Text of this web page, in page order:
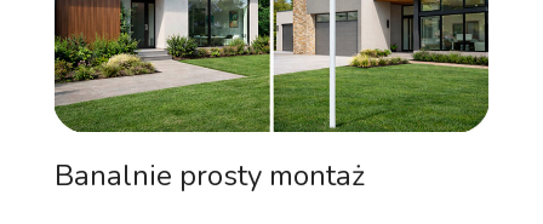
Banalnie prosty montaż